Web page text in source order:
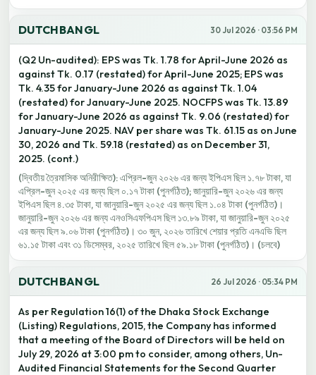
DUTCHBANGL 30 Jul 2026 · 03:56 PM
(Q2 Un-audited): EPS was Tk. 1.78 for April-June 2026 as
against Tk. 0.17 (restated) for April-June 2025; EPS was
Tk. 4.35 for January-June 2026 as against Tk. 1.04
(restated) for January-June 2025. NOCFPS was Tk. 13.89
for January-June 2026 as against Tk. 9.06 (restated) for
January-June 2025. NAV per share was Tk. 61.15 as on June
30, 2026 and Tk. 59.18 (restated) as on December 31,
2025. (cont.)
(দ্বিতীয় ত্রৈমাসিক অনিরীক্ষিত): এপ্রিল-জুন ২০২৬ এর জন্য ইপিএস ছিল ১.৭৮ টাকা, যা
এপ্রিল-জুন ২০২৫ এর জন্য ছিল ০.১৭ টাকা (পুনর্গঠিত); জানুয়ারি-জুন ২০২৬ এর জন্য
ইপিএস ছিল ৪.৩৫ টাকা, যা জানুয়ারি-জুন ২০২৫ এর জন্য ছিল ১.০৪ টাকা (পুনর্গঠিত)।
জানুয়ারি-জুন ২০২৬ এর জন্য এনওসিএফপিএস ছিল ১৩.৮৯ টাকা, যা জানুয়ারি-জুন ২০২৫
এর জন্য ছিল ৯.০৬ টাকা (পুনর্গঠিত)। ৩০ জুন, ২০২৬ তারিখে শেয়ার প্রতি এনএভি ছিল
৬১.১৫ টাকা এবং ৩১ ডিসেম্বর, ২০২৫ তারিখে ছিল ৫৯.১৮ টাকা (পুনর্গঠিত)। (চলবে)
DUTCHBANGL 26 Jul 2026 · 05:34 PM
As per Regulation 16(1) of the Dhaka Stock Exchange
(Listing) Regulations, 2015, the Company has informed
that a meeting of the Board of Directors will be held on
July 29, 2026 at 3:00 pm to consider, among others, Un-
Audited Financial Statements for the Second Quarter